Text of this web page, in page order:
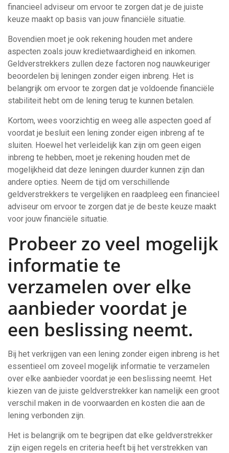
financieel adviseur om ervoor te zorgen dat je de juiste
keuze maakt op basis van jouw financiële situatie.
Bovendien moet je ook rekening houden met andere
aspecten zoals jouw kredietwaardigheid en inkomen.
Geldverstrekkers zullen deze factoren nog nauwkeuriger
beoordelen bij leningen zonder eigen inbreng. Het is
belangrijk om ervoor te zorgen dat je voldoende financiële
stabiliteit hebt om de lening terug te kunnen betalen.
Kortom, wees voorzichtig en weeg alle aspecten goed af
voordat je besluit een lening zonder eigen inbreng af te
sluiten. Hoewel het verleidelijk kan zijn om geen eigen
inbreng te hebben, moet je rekening houden met de
mogelijkheid dat deze leningen duurder kunnen zijn dan
andere opties. Neem de tijd om verschillende
geldverstrekkers te vergelijken en raadpleeg een financieel
adviseur om ervoor te zorgen dat je de beste keuze maakt
voor jouw financiële situatie.
Probeer zo veel mogelijk
informatie te
verzamelen over elke
aanbieder voordat je
een beslissing neemt.
Bij het verkrijgen van een lening zonder eigen inbreng is het
essentieel om zoveel mogelijk informatie te verzamelen
over elke aanbieder voordat je een beslissing neemt. Het
kiezen van de juiste geldverstrekker kan namelijk een groot
verschil maken in de voorwaarden en kosten die aan de
lening verbonden zijn.
Het is belangrijk om te begrijpen dat elke geldverstrekker
zijn eigen regels en criteria heeft bij het verstrekken van